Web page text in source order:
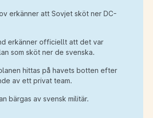
erkänner att Sovjet sköt ner DC-
erkänner officiellt att det var
som sköt ner de svenska.
hittas på havets botten efter
av ett privat team.
bärgas av svensk militär.